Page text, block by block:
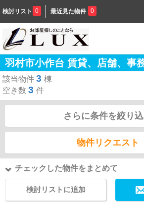
検討リスト 0 最近見た物件 0
羽村市小作台 賃貸、店舗、事
該当物件 3 棟
空き数 3 件
さらに条件を絞り
物件リクエスト
チェックした物件をまとめて
検討リストに追加